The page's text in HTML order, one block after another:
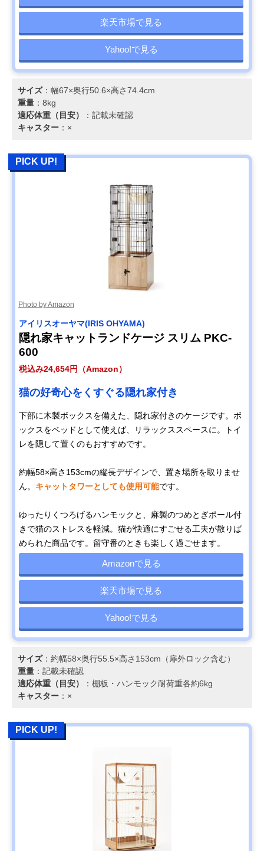
楽天市場で見る
Yahoo!で見る
サイズ：幅67×奥行50.6×高さ74.4cm
重量 ：8kg
適応体重（目安）
：記載未確認
キャスター ：×
PICK UP!
Photo by Amazon
アイリスオーヤマ(IRIS OHYAMA)
隠れ家キャットランドケージ スリム PKC-
600
税込み24,654円（Amazon）
猫の好奇心をくすぐる隠れ家付き
下部に木製ボックスを備えた、隠れ家付きのケージです。ボ
ックスをベッドとして使えば、リラックススペースに。トイ
レを隠して置くのもおすすめです。
約幅58×高さ153cmの縦長デザインで、置き場所を取りませ
ん。 キャットタワーとしても使用可能です。
ゆったりくつろげるハンモックと、麻製のつめとぎポール付
きで猫のストレスを軽減。猫が快適にすごせる工夫が散りば
められた商品です。留守番のときも楽しく過ごせます。
Amazonで見る
楽天市場で見る
Yahoo!で見る
サイズ：約幅58×奥行55.5×高さ153cm（扉外ロック含む）
重量 ：記載未確認
適応体重（目安）
：棚板・ハンモック耐荷重各約6kg
キャスター ：×
PICK UP!